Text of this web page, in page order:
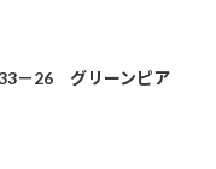
－26 グリーンピア